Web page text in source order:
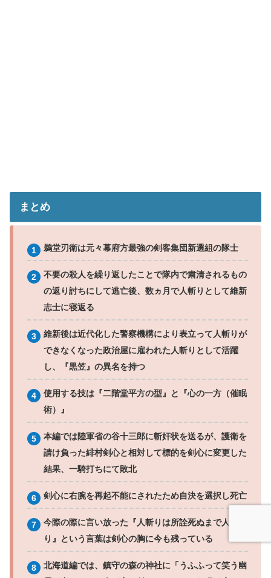
まとめ
鵜堂刃衛は元々幕府方最強の剣客集団新選組の隊士
不要の殺人を繰り返したことで隊内で粛清されるもの
の返り討ちにして逃亡後、数ヵ月で人斬りとして維新
志士に寝返る
維新後は近代化した警察機構により表立って人斬りが
できなくなった政治屋に雇われた人斬りとして活躍
し、『黒笠』の異名を持つ
使用する技は『二階堂平方の型』と『心の一方（催眠
術）』
本編では陸軍省の谷十三郎に斬奸状を送るが、護衛を
請け負った緋村剣心と相対して標的を剣心に変更した
結果、一騎打ちにて敗北
剣心に右腕を再起不能にされたため自決を選択し死亡
今際の際に言い放った『人斬りは所詮死ぬまで人斬
り』という言葉は剣心の胸に今も残っている
北海道編では、鎮守の森の神社に「うふふって笑う幽